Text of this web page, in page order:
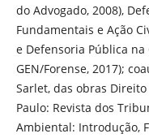
do Advogado, 2008),
Fundamentais e Ação
e Defensoria Pública na
GEN/Forense, 2017);
Sarlet, das obras
Paulo: Revista dos
Ambiental: Introdução,